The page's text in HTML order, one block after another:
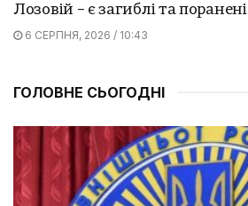
Лозовій – є загиблі та поранені
6 СЕРПНЯ, 2026 / 10:43
ГОЛОВНЕ СЬОГОДНІ